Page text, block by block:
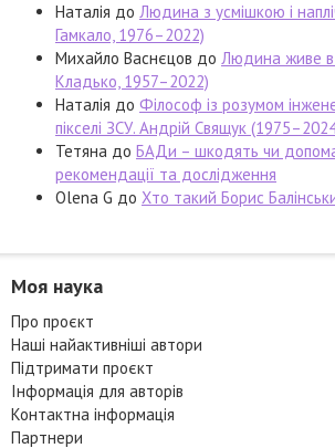
Наталія до Людина з усмішкою і
Гамкало, 1976–2022)
Михайло Васнєцов до Людина живе в
Кладько, 1957–2022)
Наталія до Філософ із розумом
пікселі ЗСУ. Андрій Свящук
Тетяна до БАДи – шкодять чи
рекомендації та дослідження
Olena G до Хто такий Борис
Моя наука
Про проєкт
Наші найактивніші автори
Підтримати проєкт
Інформація для авторів
Контактна інформація
Партнери